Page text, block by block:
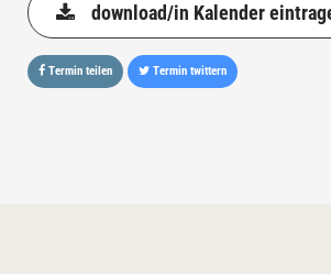
download/in Kalender
Termin teilen Termin twittern